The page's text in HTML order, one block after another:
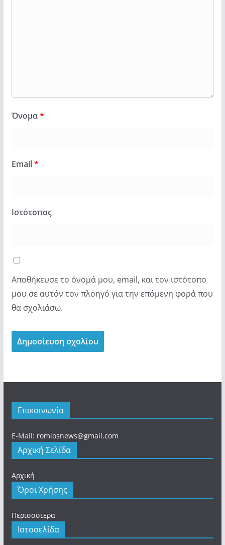
Όνομα*
Email*
Ιστότοπος
Αποθήκευσε το όνομά μου, email, και τον ιστότοπο
μου σε αυτόν τον πλοηγό για την επόμενη φορά που
θα σχολιάσω.
Επικοινωνία
E-Mail: romiosnews@gmail.com
Αρχική Σελίδα
Αρχική
Όροι Χρήσης
Περισσότερα
Ιστοσελίδα